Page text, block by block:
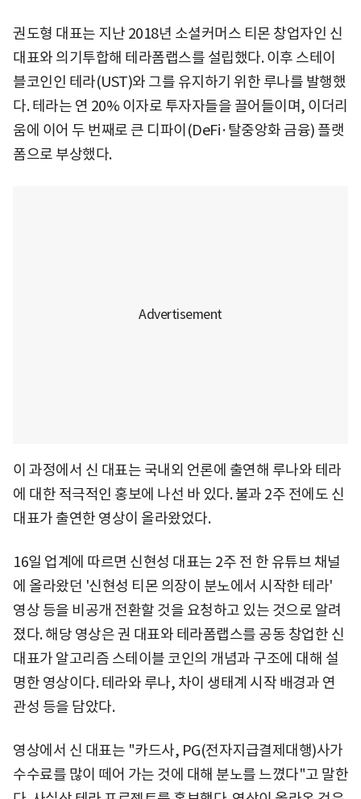
권도형 대표는 지난 2018년 소셜커머스 티몬 창업자인 신
대표와 의기투합해 테라폼랩스를 설립했다. 이후 스테이
블코인인 테라(UST)와 그를 유지하기 위한 루나를 발행했
다. 테라는 연 20% 이자로 투자자들을 끌어들이며, 이더리
움에 이어 두 번째로 큰 디파이(DeFi·탈중앙화 금융) 플랫
폼으로 부상했다.
이 과정에서 신 대표는 국내외 언론에 출연해 루나와 테라
에 대한 적극적인 홍보에 나선 바 있다. 불과 2주 전에도 신
대표가 출연한 영상이 올라왔었다.
16일 업계에 따르면 신현성 대표는 2주 전 한 유튜브 채널
에 올라왔던 '신현성 티몬 의장이 분노에서 시작한 테라'
영상 등을 비공개 전환할 것을 요청하고 있는 것으로 알려
졌다. 해당 영상은 권 대표와 테라폼랩스를 공동 창업한 신
대표가 알고리즘 스테이블 코인의 개념과 구조에 대해 설
명한 영상이다. 테라와 루나, 차이 생태계 시작 배경과 연
관성 등을 담았다.
영상에서 신 대표는 "카드사, PG(전자지급결제대행)사가
수수료를 많이 떼어 가는 것에 대해 분노를 느꼈다"고 말한